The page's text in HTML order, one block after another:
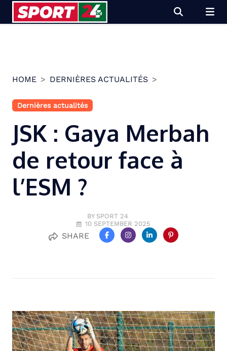
HOME DERNIÈRES ACTUALITÉS
Dernières actualités
JSK : Gaya Merbah
de retour face à
l’ESM ?
BY SPORT 24
10 SEPTEMBER 2025
SHARE